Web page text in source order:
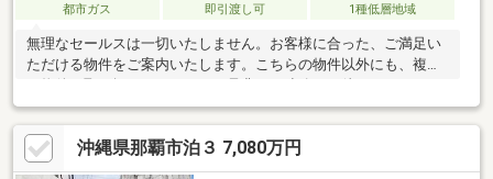
都市ガス
即引渡し可 1種低層地域
無理なセールスは一切いたしません。お客様に合った、ご満足い
ただける物件をご案内いたします。こちらの物件以外にも、複数
す！
沖縄県那覇市泊３ 7,080万円